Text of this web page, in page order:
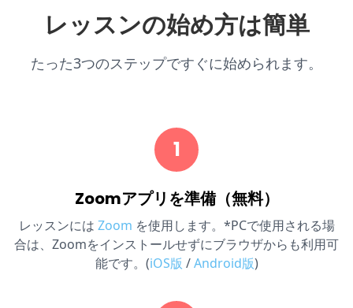
レッスンの始め方は簡単
たった3つのステップですぐに始められます。
1
Zoomアプリを準備（無料）
レッスンには Zoom を使用します。*PCで使用される場
合は、Zoomをインストールせずにブラウザからも利用可
能です。(iOS版 /Android版)